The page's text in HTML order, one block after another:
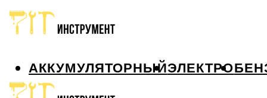
АККУМУЛЯТОРНЫЙЭЛЕКТРО